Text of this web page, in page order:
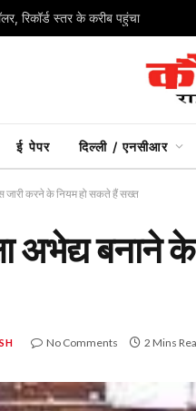
रिकॉर्ड स्तर के करीब पहुंचा
ई पेपर दिल्ली / एनसीआर
जारी करने के नियम हो सकते हैं सख्त
अभेद्य
No Comments 2 Mins